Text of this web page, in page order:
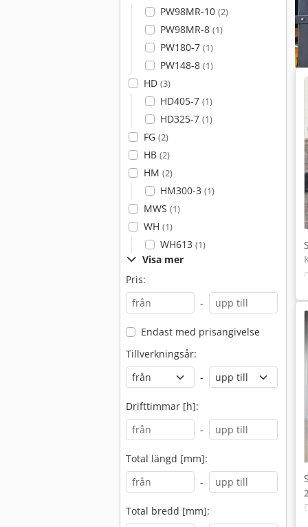
PW98MR-10 (2)
PW98MR-8 (1)
PW180-7 (1)
PW148-8 (1)
HD (3)
HD405-7 (1)
HD325-7 (1)
FG (2)
HB (2)
HM (2)
HM300-3 (1)
MWS (1)
WH (1)
WH613 (1)
Visa mer
Pris:
-
Endast med prisangivelse
Tillverkningsår:
-
Drifttimmar [h]:
-
Total längd [mm]:
-
Total bredd [mm]: